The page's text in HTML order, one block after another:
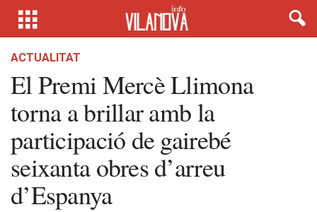
ACTUALITAT
El Premi Mercè Llimona
torna a brillar amb la
participació de gairebé
seixanta obres d’arreu
d’Espanya